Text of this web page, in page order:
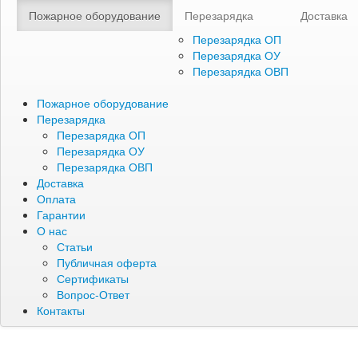
Пожарное оборудование
Перезарядка
Перезарядка ОП
Перезарядка ОУ
Перезарядка ОВП
Доставка
Пожарное оборудование
Перезарядка
Перезарядка ОП
Перезарядка ОУ
Перезарядка ОВП
Доставка
Оплата
Гарантии
О нас
Статьи
Публичная оферта
Сертификаты
Вопрос-Ответ
Контакты